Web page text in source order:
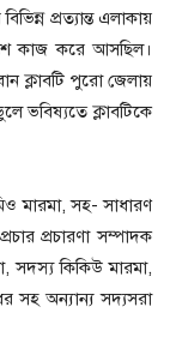
প্রত্যান্ত এলাকায়
কাজ করে আসছিল।
ক্লাবটি পুরো জেলায়
ভবিষ্যতে ক্লাবটিকে
মারমা, সহ- সাধারণ
প্রচারণা সম্পাদক
সদস্য কিকিউ মারমা,
সহ অন্যান্য সদ্যসরা